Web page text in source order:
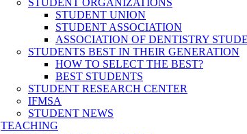
STUDENT ORGANIZATIONS
STUDENT UNION
STUDENT ASSOCIATION
ASSOCIATION OF DENTISTRY
STUDENTS BEST IN THEIR GENERATION
HOW TO SELECT THE BEST?
BEST STUDENTS
STUDENT RESEARCH CENTER
IFMSA
STUDENT NEWS
TEACHING